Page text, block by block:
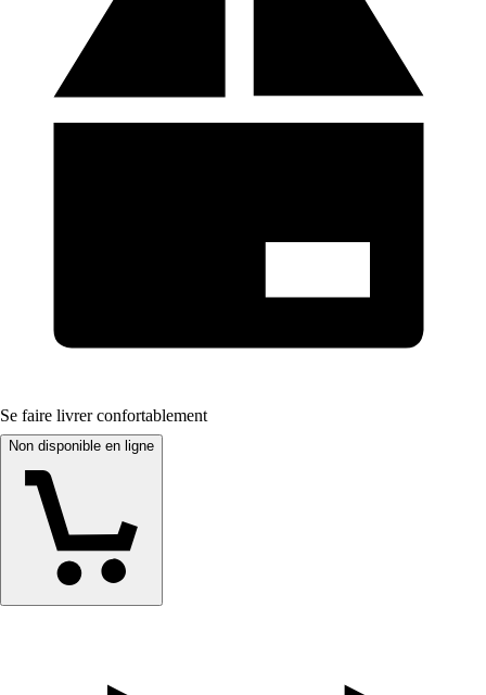
Se faire livrer confortablement
Non disponible en ligne